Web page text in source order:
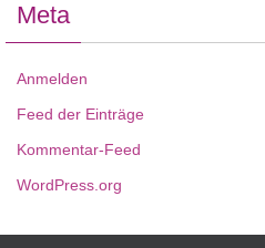
Meta
Anmelden
Feed der Einträge
Kommentar-Feed
WordPress.org